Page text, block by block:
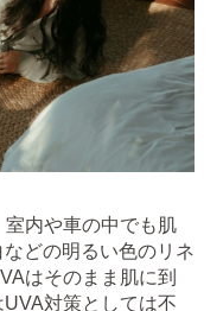
内や車の中でも肌
どの明るい色のリネ
はそのまま肌に到
対策としては不